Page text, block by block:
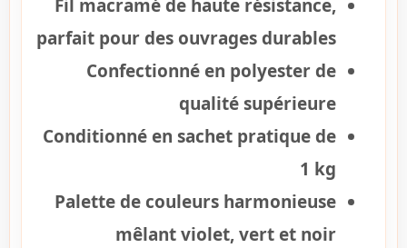
Fil macramé de haute résistance,
parfait pour des ouvrages durables
Confectionné en polyester de
qualité supérieure
Conditionné en sachet pratique de
1 kg
Palette de couleurs harmonieuse
mêlant violet, vert et noir